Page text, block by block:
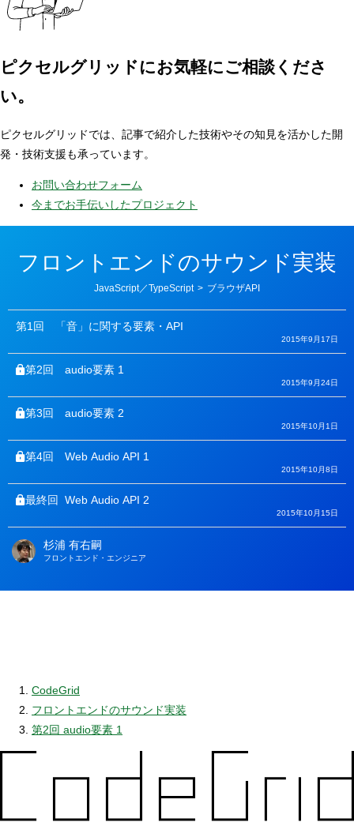
ピクセルグリッドにお気軽にご相談くださ
い。
ピクセルグリッドでは、記事で紹介した技術やその知見を活かした開
発・技術支援も承っています。
お問い合わせフォーム
今までお手伝いしたプロジェクト
フロントエンドのサウンド実装
カ
ゴ
リ
ー
JavaScript／TypeScript > ブラウザAPI
第1回 「音」に関する要素・API
2015年9月17日
第2回 audio要素 1
2015年9月24日
第3回 audio要素 2
2015年10月1日
第4回 Web Audio API 1
2015年10月8日
最終回 Web Audio API 2
2015年10月15日
著
杉浦 有右嗣
フロントエンド・エンジニア
CodeGrid
フロントエンドのサウンド実装
第2回 audio要素 1